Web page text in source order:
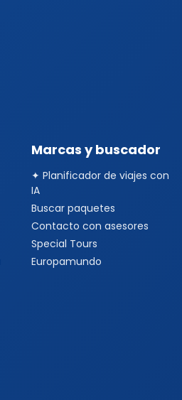
Marcas y buscador
✦ Planificador de viajes con
IA
Buscar paquetes
Contacto con asesores
Special Tours
Europamundo